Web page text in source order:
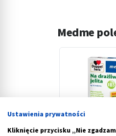
Medme
‹
Ustawienia prywatności
Kliknięcie przycisku „Nie